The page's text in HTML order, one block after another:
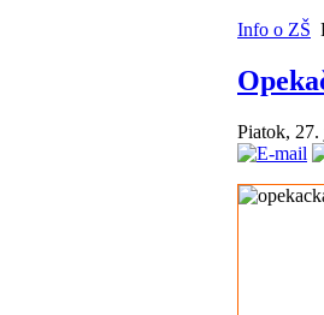
Info o ZŠ
Piatok,